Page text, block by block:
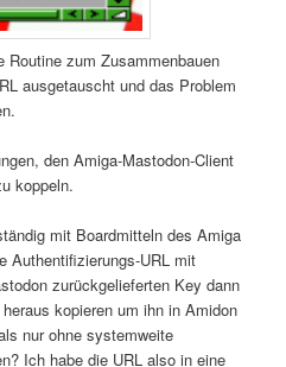
zum Zusammenbauen
ausgetauscht und das Problem
den Amiga-Mastodon-Client
koppeln.
mit Boardmitteln des Amiga
Authentifizierungs-URL mit
zurückgelieferten Key dann
kopieren um ihn in Amidon
nur ohne systemweite
Ich habe die URL also in eine